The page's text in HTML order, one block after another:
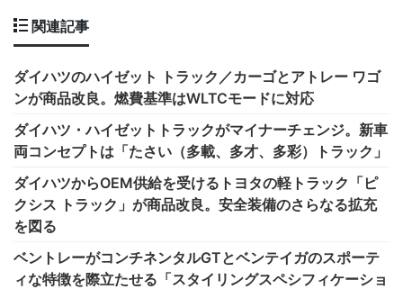
関連記事
ダイハツのハイゼット トラック／カーゴとアトレー ワゴ
ンが商品改良。燃費基準はWLTCモードに対応
ダイハツ・ハイゼットトラックがマイナーチェンジ。新車
両コンセプトは「たさい（多載、多才、多彩）トラック」
ダイハツからOEM供給を受けるトヨタの軽トラック「ピ
クシス トラック」が商品改良。安全装備のさらなる拡充
を図る
ベントレーがコンチネンタルGTとベンテイガのスポーテ
ィな特徴を際立たせる「スタイリングスペシフィケーショ